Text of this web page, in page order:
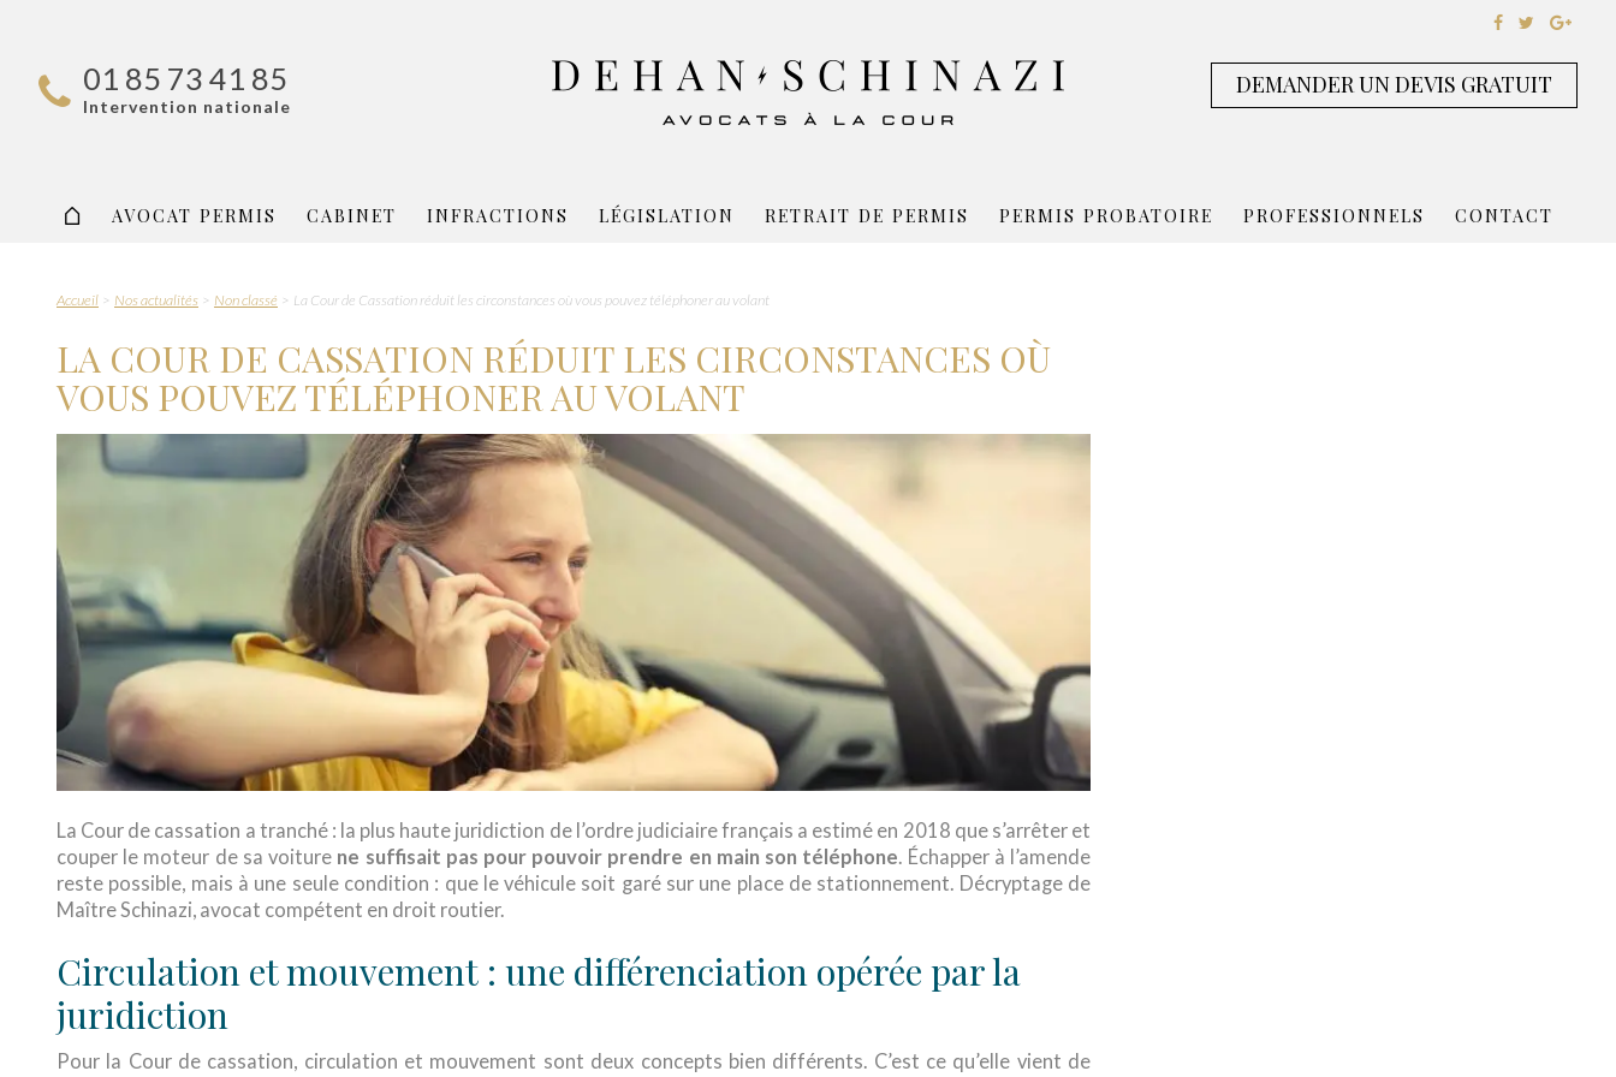
01 85 73 41 85
Intervention nationale
DEMANDER UN DEVIS GRATUIT
AVOCAT PERMIS CABINET INFRACTIONS LÉGISLATION RETRAIT DE PERMIS PERMIS PROBATOIRE PROFESSIONNELS CONTACT
Accueil Nos actualités Non classé La Cour de Cassation réduit les circonstances où vous pouvez téléphoner au volant
LA COUR DE CASSATION RÉDUIT LES CIRCONSTANCES OÙ
VOUS POUVEZ TÉLÉPHONER AU VOLANT
La Cour de cassation a tranché : la plus haute juridiction de l’ordre judiciaire français a estimé en 2018 que s’arrêter et
couper le moteur de sa voiture ne suffisait pas pour pouvoir prendre en main son téléphone. Échapper à l’amende
reste possible, mais à une seule condition : que le véhicule soit garé sur une place de stationnement. Décryptage de
Maître Schinazi, avocat compétent en droit routier.
Circulation et mouvement : une différenciation opérée par la
juridiction
Pour la Cour de cassation, circulation et mouvement sont deux concepts bien différents. C’est ce qu’elle vient de